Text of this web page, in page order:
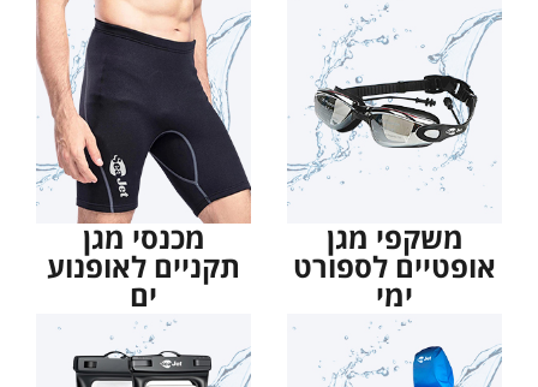
מכנסי מגן
תקניים לאופנוע
ים
משקפי מגן
אופטיים לספורט
ימי